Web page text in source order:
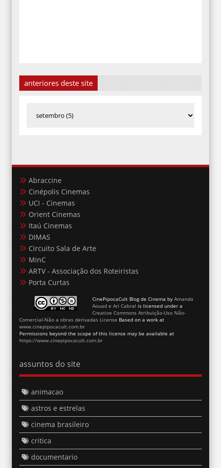
anteriores deste site
Abraccine
Cinépolis Cinemas
UCI - Cinemas
Orient Cinemas
Itaú Cinemas
DIMAS
Circuito Sala de Arte
MinC
ARTV - Associação dos Roteiristas
Porta Curtas
CinePipocaCult Blog de Cinema by Amanda
Aouad e Ari Cabral is licensed under a
Creative Commons Atribuição-Uso Não-
Comercial-Não a obras derivadas License Based on a work at
www.cinepipocacult.com.br
Permissions beyond the scope of this license may be available at
https://www.cinepipocacult.com.br
assuntos do site
animacao
astros e estrelas
cinema brasileiro
critica
documentario